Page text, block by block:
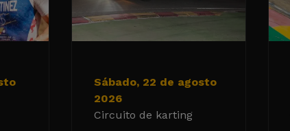
Sábado, 22 de agosto
2026
Circuito de karting